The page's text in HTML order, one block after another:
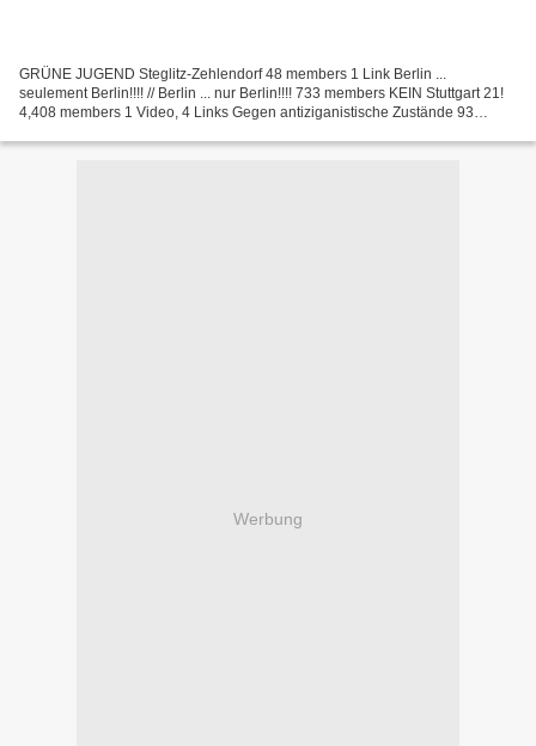
GRÜNE JUGEND Steglitz-Zehlendorf 48 members 1 Link Berlin ...
seulement Berlin!!!! // Berlin ... nur Berlin!!!! 733 members KEIN Stuttgart 21!
4,408 members 1 Video, 4 Links Gegen antiziganistische Zustände 93
Werbung